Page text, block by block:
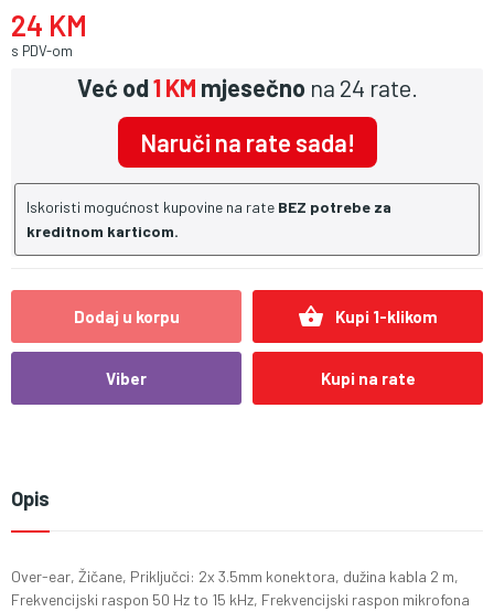
24 KM
s PDV-om
Već od1 KM mjesečno na 24 rate.
Naruči na rate sada!
Iskoristi mogućnost kupovine na rate BEZ potrebe za
kreditnom karticom.
Dodaj u korpu shopping_basket Kupi 1-klikom
Viber Kupi na rate
Opis
Over-ear, Žičane, Priključci: 2x 3.5mm konektora, dužina kabla 2 m,
Frekvencijski raspon 50 Hz to 15 kHz, Frekvencijski raspon mikrofona